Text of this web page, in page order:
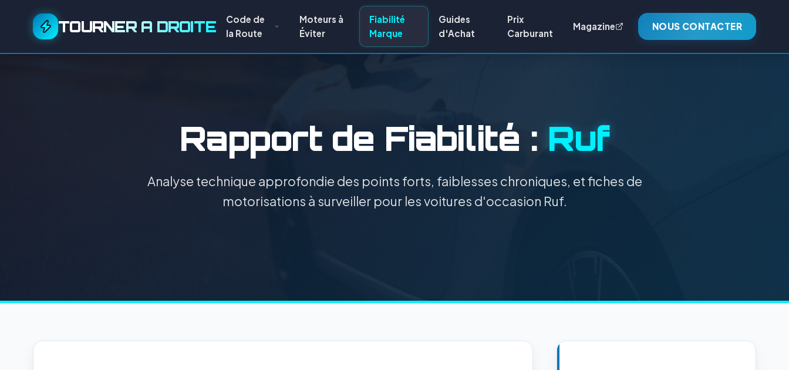
TOURNER A DROITE
Code de
la Route
Moteurs à
Éviter
Fiabilité
Marque
Guides
d'Achat
Prix
Carburant
Magazine NOUS CONTACTER
Rapport de Fiabilité : Ruf
Analyse technique approfondie des points forts, faiblesses chroniques, et fiches de
motorisations à surveiller pour les voitures d'occasion Ruf.